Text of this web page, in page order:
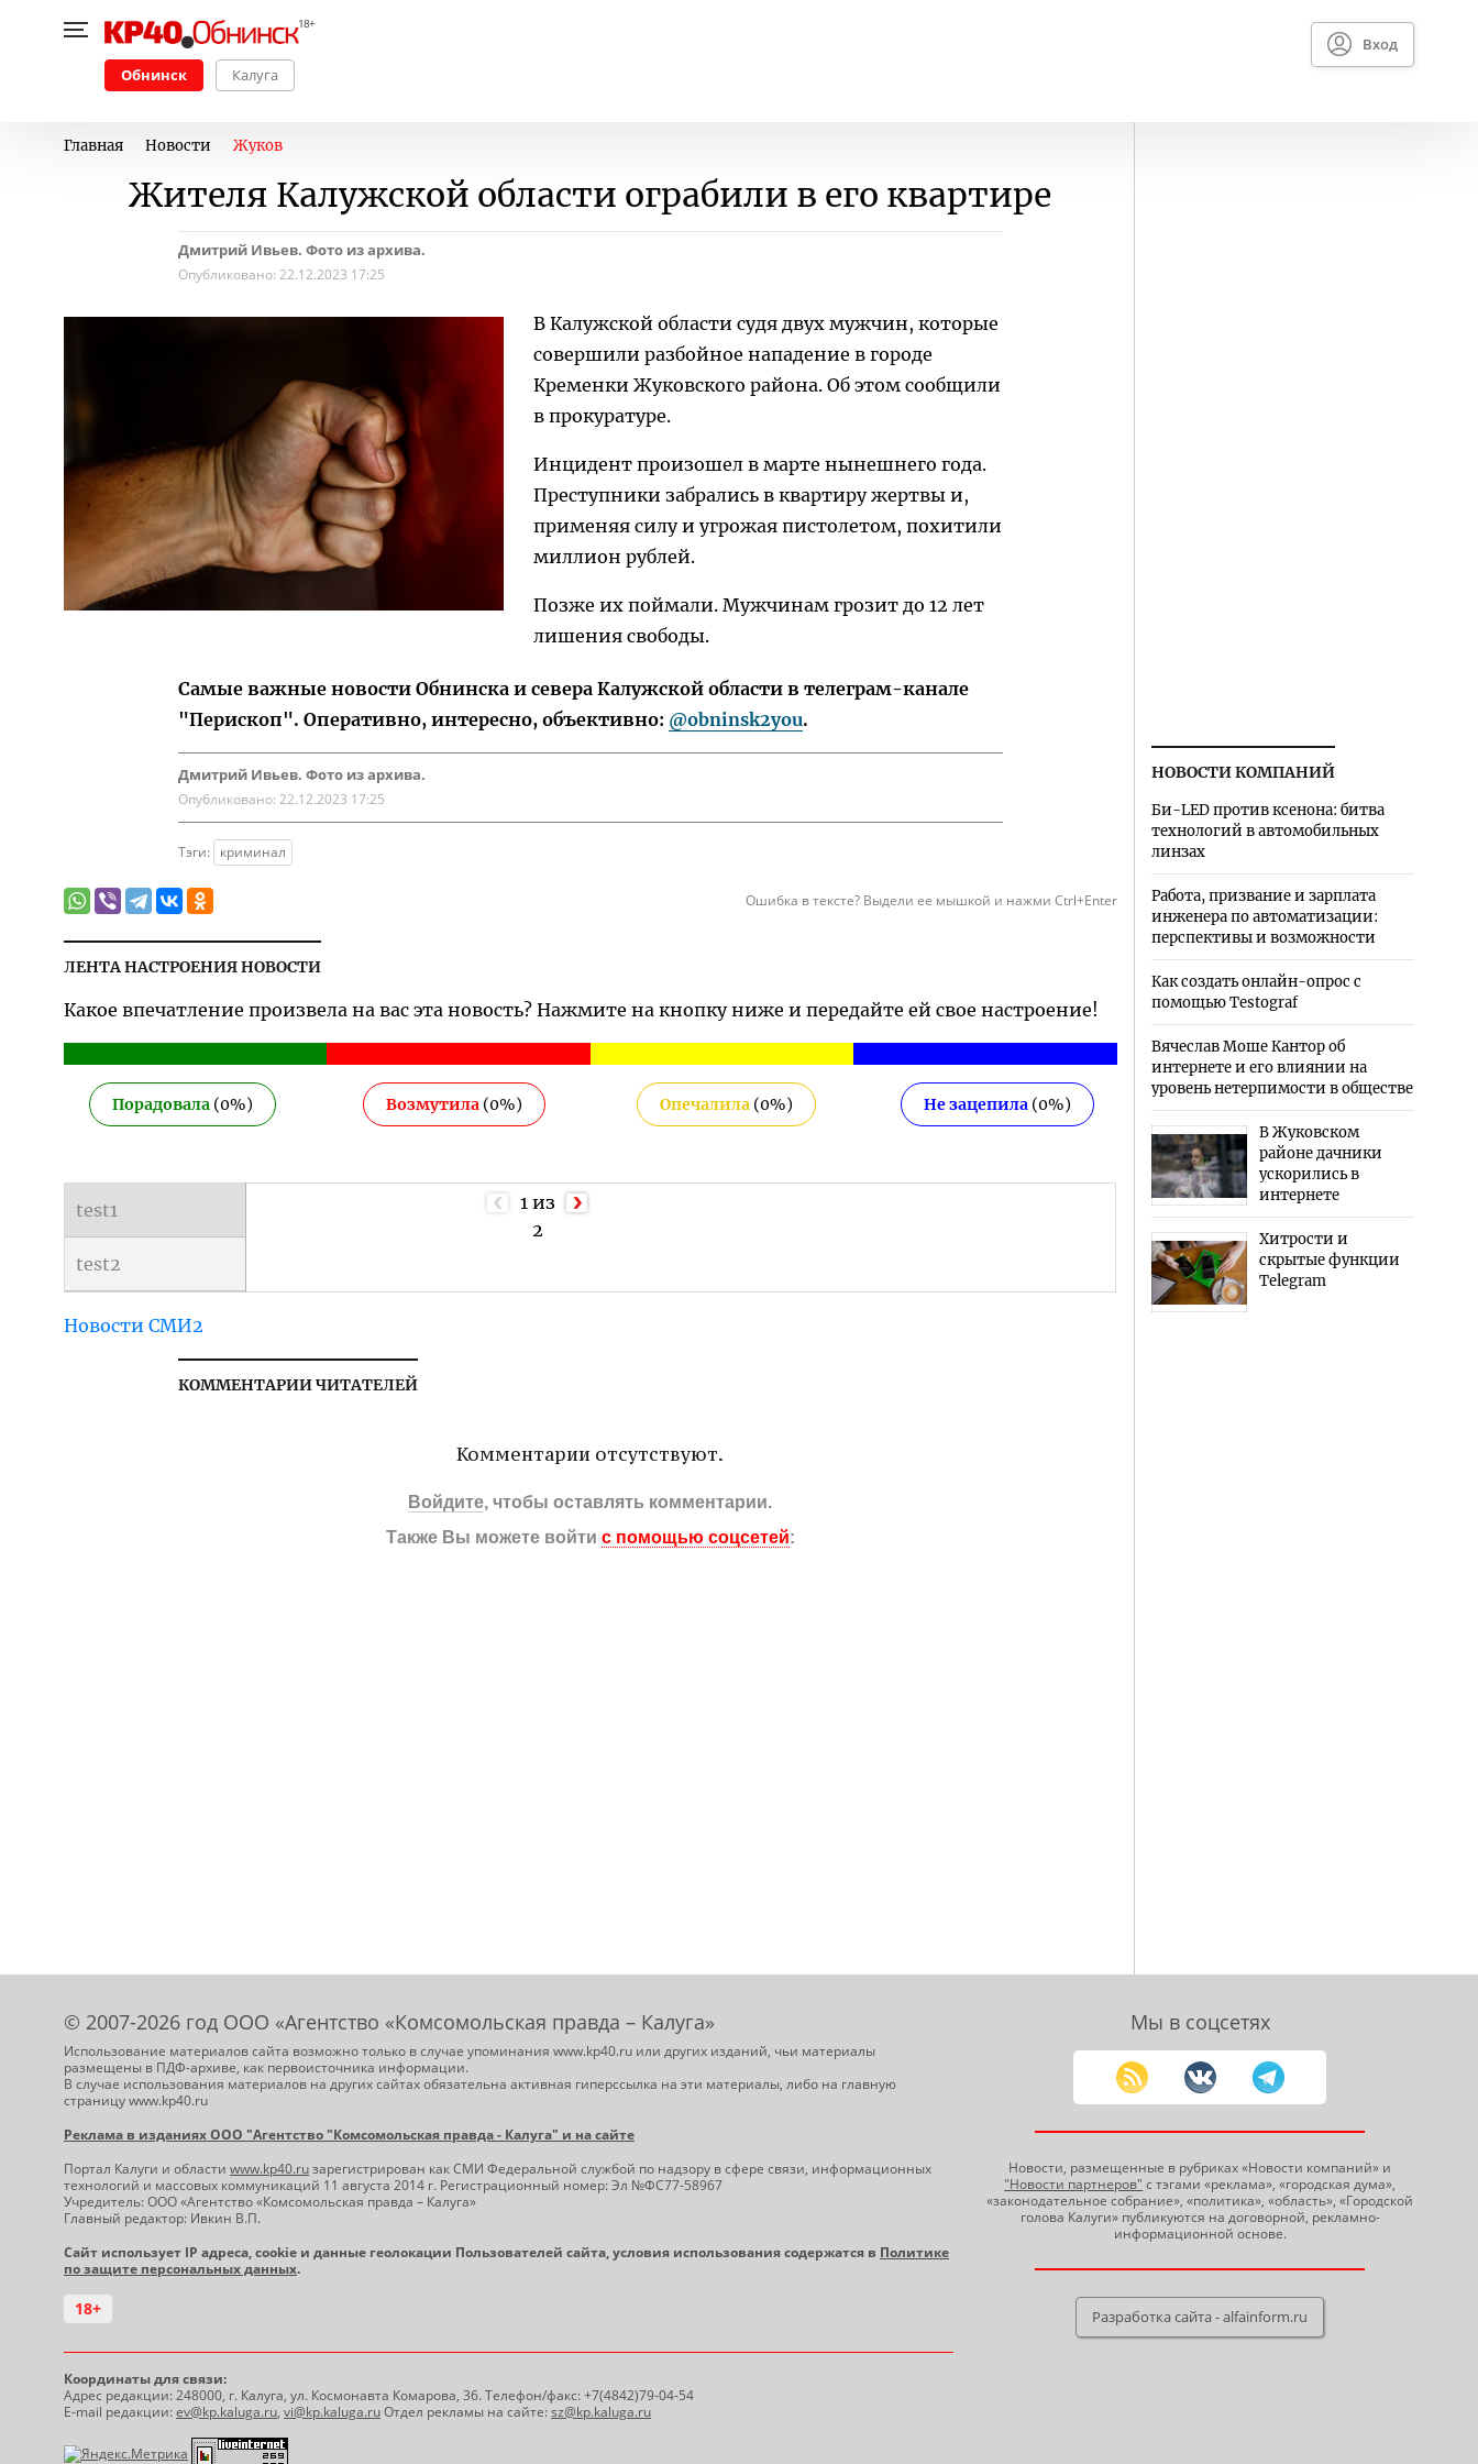
Обнинск Калуга
Вход
Главная Новости Жуков
Жителя Калужской области ограбили в его квартире
Дмитрий Ивьев. Фото из архива.
Опубликовано: 22.12.2023 17:25
В Калужской области судя двух мужчин, которые
совершили разбойное нападение в городе
Кременки Жуковского района. Об этом сообщили
в прокуратуре.
Инцидент произошел в марте нынешнего года.
Преступники забрались в квартиру жертвы и,
применяя силу и угрожая пистолетом, похитили
миллион рублей.
Позже их поймали. Мужчинам грозит до 12 лет
лишения свободы.
Самые важные новости Обнинска и севера Калужской области в телеграм-канале
"Перископ". Оперативно, интересно, объективно: @obninsk2you.
Дмитрий Ивьев. Фото из архива.
Опубликовано: 22.12.2023 17:25
Тэги: криминал
Ошибка в тексте? Выдели ее мышкой и нажми Ctrl+Enter
ЛЕНТА НАСТРОЕНИЯ НОВОСТИ
Какое впечатление произвела на вас эта новость? Нажмите на кнопку ниже и передайте ей свое настроение!
Порадовала (0%) Возмутила (0%) Опечалила(0%) Не зацепила (0%)
test1
test2
1 из
2
Новости СМИ2
КОММЕНТАРИИ ЧИТАТЕЛЕЙ
Комментарии отсутствуют.
Войдите, чтобы оставлять комментарии.
Также Вы можете войти с помощью соцсетей:
НОВОСТИ КОМПАНИЙ
Би-LED против ксенона: битва
технологий в автомобильных
линзах
Работа, призвание и зарплата
инженера по автоматизации:
перспективы и возможности
Как создать онлайн-опрос с
помощью Testograf
Вячеслав Моше Кантор об
интернете и его влиянии на
уровень нетерпимости в обществе
В Жуковском
районе дачники
ускорились в
интернете
Хитрости и
скрытые функции
Telegram
© 2007-2026 год ООО «Агентство «Комсомольская правда – Калуга»
Использование материалов сайта возможно только в случае упоминания www.kp40.ru или других изданий, чьи материалы
размещены в ПДФ-архиве, как первоисточника информации.
В случае использования материалов на других сайтах обязательна активная гиперссылка на эти материалы, либо на главную
страницу www.kp40.ru
Реклама в изданиях ООО "Агентство "Комсомольская правда - Калуга" и на сайте
Портал Калуги и области www.kp40.ruзарегистрирован как СМИ Федеральной службой по надзору в сфере связи, информационных
технологий и массовых коммуникаций 11 августа 2014 г. Регистрационный номер: Эл №ФС77-58967
Учредитель: ООО «Агентство «Комсомольская правда – Калуга»
Главный редактор: Ивкин В.П.
Сайт использует IP адреса, cookie и данные геолокации Пользователей сайта, условия использования содержатся в Политике
по защите персональных данных.
18+
Координаты для связи:
Адрес редакции: 248000, г. Калуга, ул. Космонавта Комарова, 36. Телефон/факс: +7(4842)79-04-54
E-mail редакции:ev@kp.kaluga.ru, vi@kp.kaluga.ruОтдел рекламы на сайте:sz@kp.kaluga.ru
Мы в соцсетях
Новости, размещенные в рубриках «Новости компаний» и
"Новости партнеров" с тэгами «реклама», «городская дума»,
«законодательное собрание», «политика», «область», «Городской
голова Калуги» публикуются на договорной, рекламно-
информационной основе.
Разработка сайта - alfainform.ru